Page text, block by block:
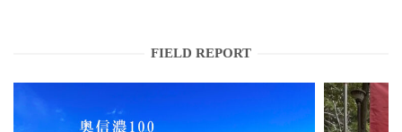
FIELD REPORT